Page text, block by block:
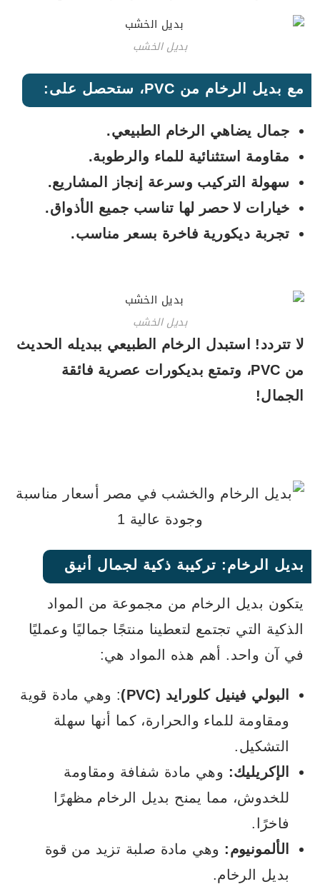
بديل الخشب
مع بديل الرخام من PVC، ستحصل على:
جمال يضاهي الرخام الطبيعي.
مقاومة استثنائية للماء والرطوبة.
سهولة التركيب وسرعة إنجاز المشاريع.
خيارات لا حصر لها تناسب جميع الأذواق.
تجربة ديكورية فاخرة بسعر مناسب.
بديل الخشب
لا تتردد! استبدل الرخام الطبيعي ببديله الحديث
من PVC، وتمتع بديكورات عصرية فائقة
الجمال!
بديل الرخام: تركيبة ذكية لجمال أنيق
يتكون بديل الرخام من مجموعة من المواد
الذكية التي تجتمع لتعطينا منتجًا جماليًا وعمليًا
في آن واحد. أهم هذه المواد هي:
البولي فينيل كلورايد (PVC)
: وهي مادة قوية
ومقاومة للماء والحرارة، كما أنها سهلة
التشكيل.
الإكريليك: وهي مادة شفافة ومقاومة
للخدوش، مما يمنح بديل الرخام مظهرًا
فاخرًا.
الألمونيوم: وهي مادة صلبة تزيد من قوة
بديل الرخام.